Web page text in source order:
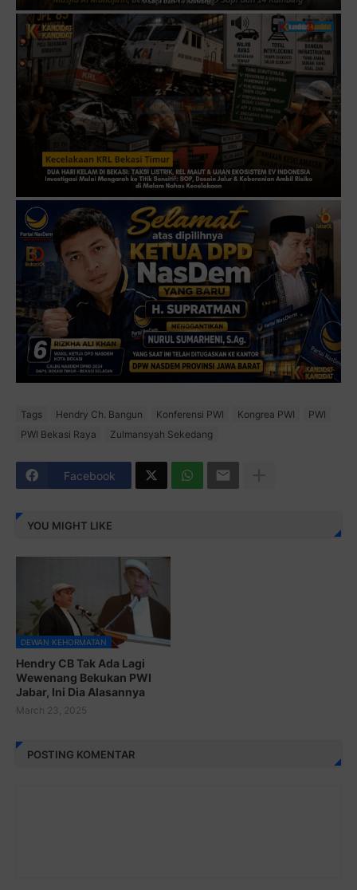
Tags Hendry Ch. Bangun Konferensi PWI Kongrea PWI
PWI
PWI Bekasi Raya
Zulmansyah Sekedang
Facebook
YOU MIGHT LIKE
DEWAN KEHORMATAN
Hendry CB Tak Ada Lagi
Wewenang Bekukan PWI
Jabar, Ini Dia Alasannya
March 23, 2025
POSTING KOMENTAR